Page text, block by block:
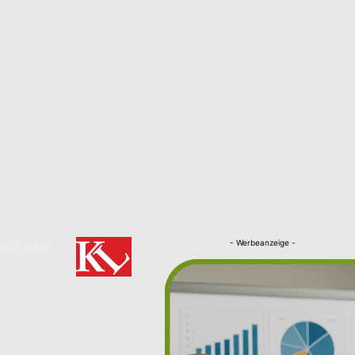
Kaiserslautern
- Werbeanzeige -